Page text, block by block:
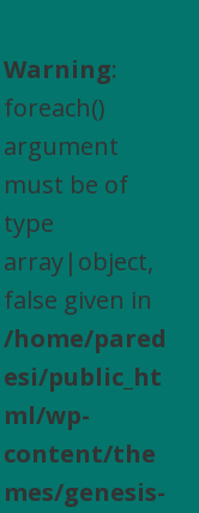
Warning:
foreach()
argument
must be of
type
array|object,
false given in
/home/pared
esi/public_ht
ml/wp-
content/the
mes/genesis-